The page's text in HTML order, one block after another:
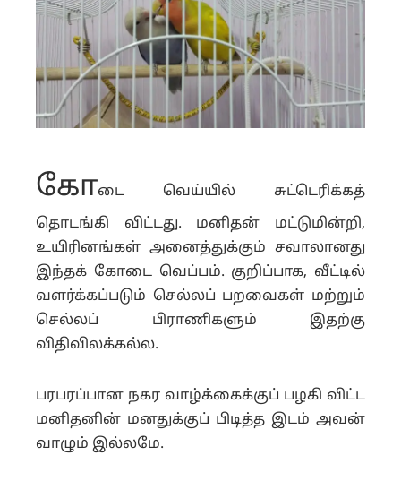
கோடை வெய்யில் சுட்டெரிக்கத்
தொடங்கி விட்டது. மனிதன் மட்டுமின்றி,
உயிரினங்கள் அனைத்துக்கும் சவாலானது
இந்தக் கோடை வெப்பம். குறிப்பாக, வீட்டில்
வளர்க்கப்படும் செல்லப் பறவைகள் மற்றும்
செல்லப் பிராணிகளும் இதற்கு
விதிவிலக்கல்ல.
பரபரப்பான நகர வாழ்க்கைக்குப் பழகி விட்ட
மனிதனின் மனதுக்குப் பிடித்த இடம் அவன்
வாழும் இல்லமே.